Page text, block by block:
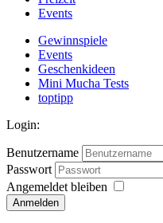
Events
Gewinnspiele
Events
Geschenkideen
Mini Mucha Tests
toptipp
Login:
Benutzername
Passwort
Angemeldet bleiben
Anmelden